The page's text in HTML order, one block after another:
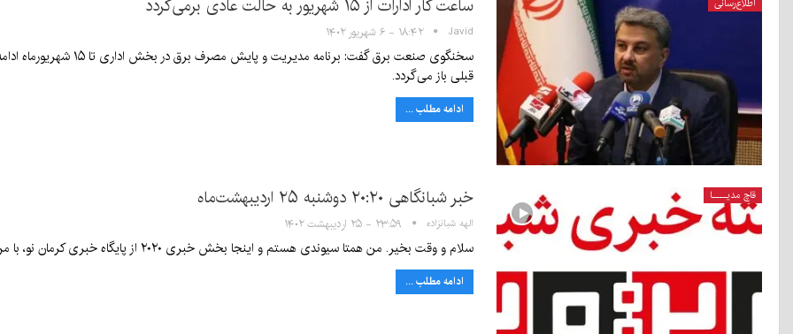
ساعت کار ادارات از ۱۵ شهریور به حالت عادی برمی‌گردد
Javid ۱۸:۴۲ - ۶ شهریور ۱۴۰۲
سخنگوی صنعت برق گفت:
قبلی باز می‌گردد.
ادامه مطلب ...
قاچ مدیــــا خبر شبانگاهی ٢۰:٢٠ دوشنبه ۲۵ اردیبهشت‌ماه
الهه شبانزاده ۲۳:۵۹ - ۲۵ اردیبهشت ۱۴۰۲
سلام و وقت بخیر. من همتا سیوندی هستم و اینجا بخش خبری ۲۰۲۰ از پایگاه خبری کرمان نو، با من همراه شوید تا از گزیده خبرهای مهم استان و کرمان مطلع شوید.
ادامه مطلب ...